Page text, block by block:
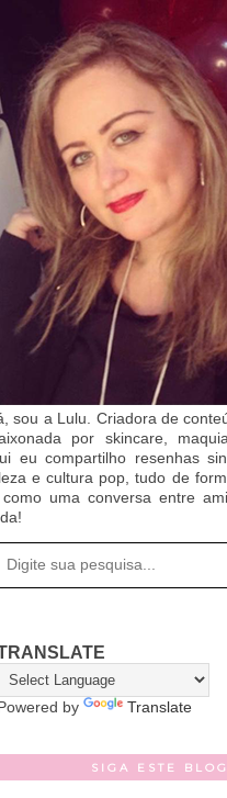
sou a Lulu. Criadora de
por skincare,
eu compartilho resenhas
e cultura pop, tudo de
uma conversa entre
by Translate
SIGA ESTE BLOG